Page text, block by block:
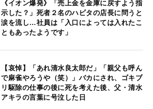
《イオン爆発》「売上金を金庫に戻すよう指
示した？」死者２名のハビタの店長に問うと
涙を流し…社員は「入口によっては入れたこ
ともあったようです」
【哀悼】「あれ清水良太郎だ」「親父も呼ん
で麻雀やろうや（笑）」バカにされ、ゴキブ
リ駆除の仕事の後に死を考えた後、父・清水
アキラの言葉に号泣した日